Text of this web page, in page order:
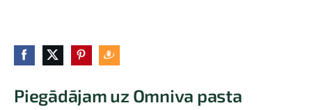
Piegādājam uz Omniva pasta